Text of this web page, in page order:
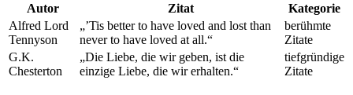
Autor Zitat
Kategorie
Alfred Lord
Tennyson
„’Tis better to have loved and lost than
never to have loved at all.“
berühmte
Zitate
G.K.
Chesterton
„Die Liebe, die wir geben, ist die
einzige Liebe, die wir erhalten.“
tiefgründige
Zitate